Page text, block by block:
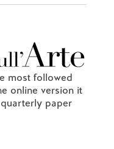
most followed
online version it
paper